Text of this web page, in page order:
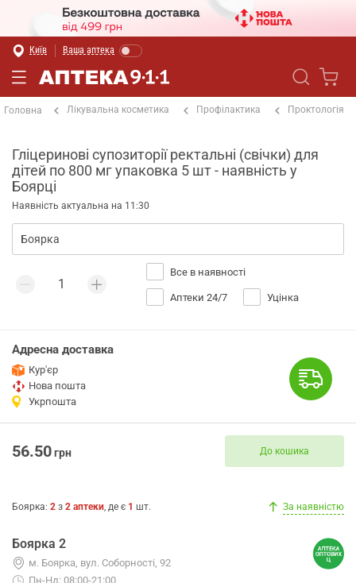
Київ Ваша аптека
Головна Лікувальна косметика Профілактика Проктологія
Гліцеринові супозиторії ректальні (свічки) для
дітей по 800 мг упаковка 5 шт - наявність у
Боярці
Наявність актуальна на 11:30
Все в наявності
Аптеки 24/7 Уцінка
Адресна доставка
Кур'єр
Нова пошта
Укрпошта
56.50грн До кошика
Боярка: 2 з 2 аптеки, де є 1 шт. За наявністю
Боярка 2
м. Боярка, вул. Соборності, 92
Пн-Нд: 08:00-21:00